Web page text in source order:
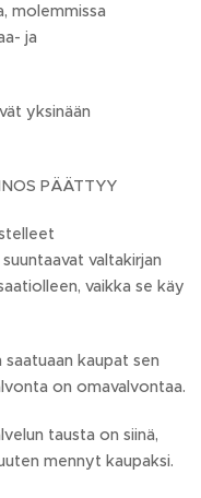
molemmissa
ja
yksinään
PÄÄTTYY
valtakirjan
vaikka se käy
kaupat sen
on omavalvontaa.
tausta on siinä,
mennyt kaupaksi.